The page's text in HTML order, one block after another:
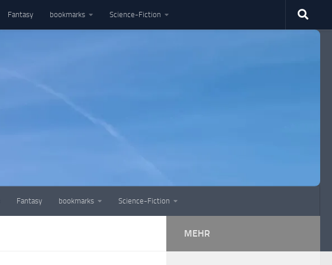
Fantasy bookmarks Science-Fiction
Fantasy bookmarks Science-Fiction
MEHR